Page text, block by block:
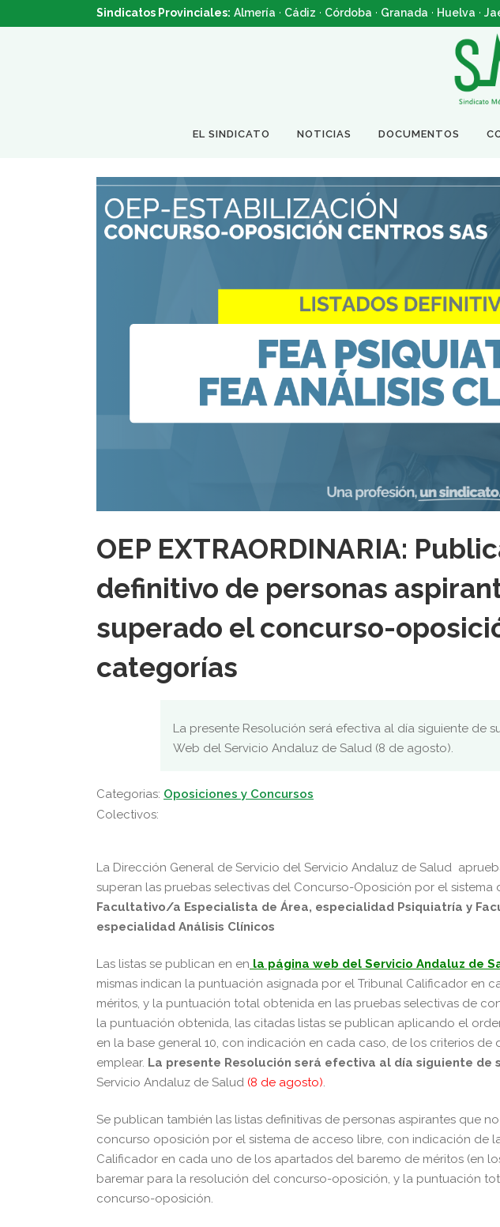
Sindicatos Provinciales: Almería · Cádiz · Córdoba · Granada · Huelva ·
EL SINDICATO NOTICIAS DOCUMENTOS
OEP EXTRAORDINARIA:
definitivo de personas
superado el concurso-
categorías
La presente Resolución será efectiva al día siguiente de
Web del Servicio Andaluz de Salud (8 de agosto).
Categorias: Oposiciones y Concursos
Colectivos:
La Dirección General de Servicio del Servicio Andaluz de Salud
superan las pruebas selectivas del Concurso-Oposición por el
Facultativo/a Especialista de Área, especialidad Psiquiatría y
especialidad Análisis Clínicos
Las listas se publican en en la página web del Servicio Andaluz de
mismas indican la puntuación asignada por el Tribunal Calificador en
méritos, y la puntuación total obtenida en las pruebas selectivas de
la puntuación obtenida, las citadas listas se publican aplicando el
en la base general 10, con indicación en cada caso, de los criterios de
emplear. La presente Resolución será efectiva al día siguiente de
Servicio Andaluz de Salud (8 de agosto).
Se publican también las listas definitivas de personas aspirantes que
concurso oposición por el sistema de acceso libre, con indicación de
Calificador en cada uno de los apartados del baremo de méritos (en
baremar para la resolución del concurso-oposición, y la puntuación
concurso-oposición.